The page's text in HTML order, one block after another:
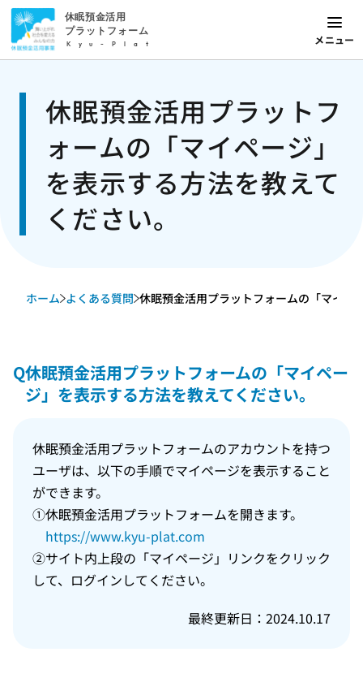
休眠預金活用
プラットフォーム
Kyu-Plat メニュー
休眠預金活用プラットフ
ォームの「マイページ」
を表示する方法を教えて
ください。
ホーム よくある質問 休眠預金活用プラットフォームの「マイペ
Q休眠預金活用プラットフォームの「マイペー
ジ」を表示する方法を教えてください。
休眠預金活用プラットフォームのアカウントを持つ
ユーザは、以下の手順でマイページを表示すること
ができます。
①休眠預金活用プラットフォームを開きます。
https://www.kyu-plat.com
②サイト内上段の「マイページ」リンクをクリック
して、ログインしてください。
最終更新日：2024.10.17